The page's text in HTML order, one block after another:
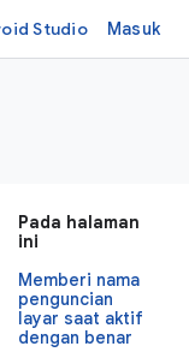
Studio Masuk
Pada halaman
ini
Memberi nama
penguncian
layar saat aktif
dengan benar